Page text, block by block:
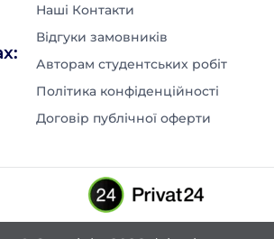
Наші Контакти
Відгуки замовників
Авторам студентських робіт
Політика конфіденційності
Договір публічної оферти